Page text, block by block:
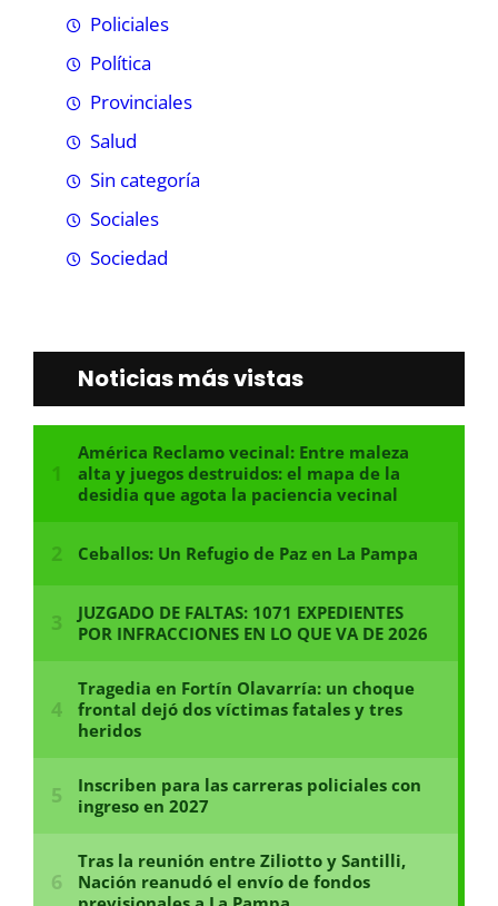
Policiales
Política
Provinciales
Salud
Sin categoría
Sociales
Sociedad
Noticias más vistas